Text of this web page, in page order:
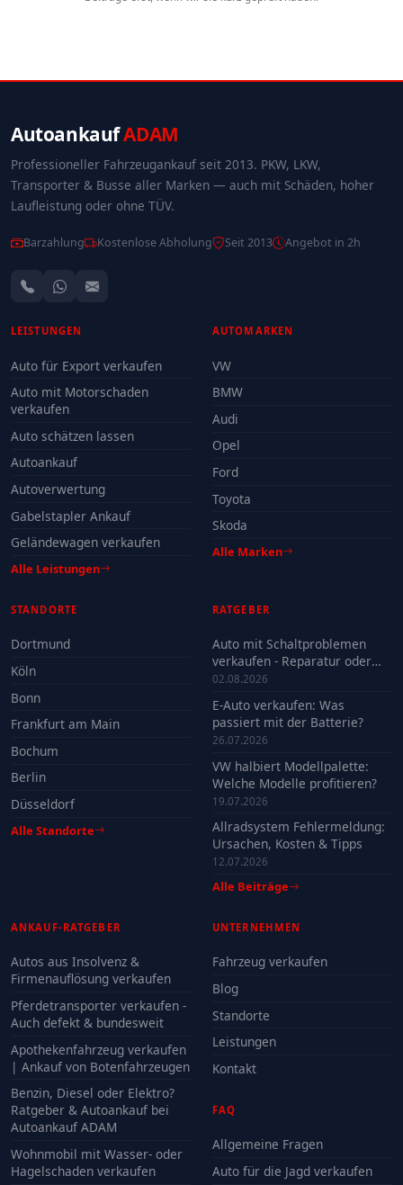
AutoankaufADAM
Professioneller Fahrzeugankauf seit 2013. PKW, LKW,
Transporter & Busse aller Marken — auch mit Schäden, hoher
Laufleistung oder ohne TÜV.
Barzahlung Kostenlose Abholung Seit 2013 Angebot in 2h
LEISTUNGEN
Auto für Export verkaufen
Auto mit Motorschaden
verkaufen
Auto schätzen lassen
Autoankauf
Autoverwertung
Gabelstapler Ankauf
Geländewagen verkaufen
Alle Leistungen
AUTOMARKEN
VW
BMW
Audi
Opel
Ford
Toyota
Skoda
Alle Marken
STANDORTE
Dortmund
Köln
Bonn
Frankfurt am Main
Bochum
Berlin
Düsseldorf
Alle Standorte
RATGEBER
Auto mit Schaltproblemen
verkaufen - Reparatur oder
Verkauf?
02.08.2026
E-Auto verkaufen: Was
passiert mit der Batterie?
26.07.2026
VW halbiert Modellpalette:
Welche Modelle profitieren?
19.07.2026
Allradsystem Fehlermeldung:
Ursachen, Kosten & Tipps
12.07.2026
Alle Beiträge
ANKAUF-RATGEBER
Autos aus Insolvenz &
Firmenauflösung verkaufen
Pferdetransporter verkaufen -
Auch defekt & bundesweit
Apothekenfahrzeug verkaufen
| Ankauf von Botenfahrzeugen
Benzin, Diesel oder Elektro?
Ratgeber & Autoankauf bei
Autoankauf ADAM
Wohnmobil mit Wasser- oder
Hagelschaden verkaufen
UNTERNEHMEN
Fahrzeug verkaufen
Blog
Standorte
Leistungen
Kontakt
FAQ
Allgemeine Fragen
Auto für die Jagd verkaufen